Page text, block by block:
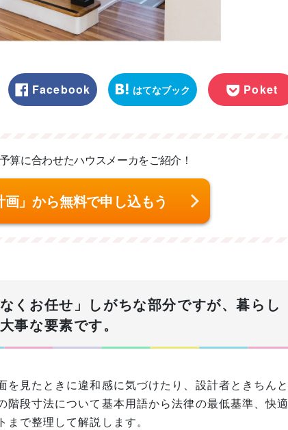
Facebook はてなブック Poket
算に合わせたハウスメーカをご紹介！
画」から無料で申し込もう
くお任せ」しがちな部分ですが、暮らし
事な要素です。
見たときに違和感に気づけたり、設計者ときちんと
段寸法について基本用語から法律の最低基準、快適
で整理して解説します。